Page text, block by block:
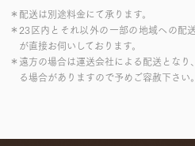
＊配送は別途料金にて承ります。
＊23区内とそれ以外の一部の地域への配
が直接お伺いしております。
＊遠方の場合は運送会社による配送とな
る場合がありますので予めご容赦下さい。